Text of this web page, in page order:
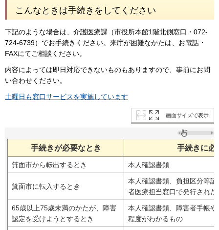
こんなときは手続きをしてください
下記のような場合は、介護医療課（市役所本館1階北側窓口・072-
724-6739）でお手続きください。来庁が困難なかたは、お電話・
FAXにてご相談ください。
内容によっては即日対応できないものもありますので、事前にお問
い合わせください。
土曜日も窓口サービスを実施しています
画面サイズで表示
手続きが必要なとき 手続きに必
箕面市から転出するとき 本人確認書類
箕面市に転入するとき
本人確認書類、負担区分等
者医療担当窓口で発行された
65歳以上75歳未満のかたが、障害
認定を受けようとするとき
本人確認書類、障害者手帳
程度がわかるもの